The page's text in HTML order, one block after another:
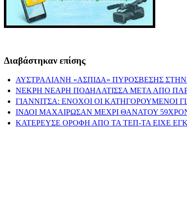
Διαβάστηκαν επίσης
ΑΥΣΤΡΑΛΙΑΝΗ «ΑΣΠΙΔΑ» ΠΥΡΟΣΒΕΣΗΣ
ΝΕΚΡΗ ΝΕΑΡΗ ΠΟΔΗΛΑΤΙΣΣΑ ΜΕΤΑ ΑΠΟ
ΓΙΑΝΝΙΤΣΑ: ΕΝΟΧΟΙ ΟΙ ΚΑΤΗΓΟΡΟΥΜΕΝΟΙ
ΙΝΔΟΙ ΜΑΧΑΙΡΩΣΑΝ ΜΕΧΡΙ ΘΑΝΑΤΟΥ
ΚΑΤΕΡΕΥΣΕ ΟΡΟΦΗ ΑΠΟ ΤΑ ΤΕΠ-ΤΑ ΕΙΧΕ